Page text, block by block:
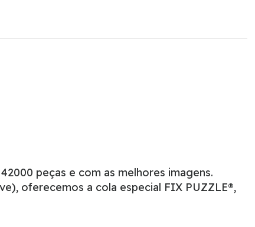
peças e com as melhores imagens.
oferecemos a cola especial FIX PUZZLE®,